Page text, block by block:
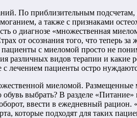
По приблизительным
а также с признаками
о диагнозе «множественная
от осознания того, что теперь за
с миеломой просто не
различных видов терапии и
с лечением пациенты остро
миеломой.
выбрать? В разделе
ввести в ежедневный рацион.
подходят для таких